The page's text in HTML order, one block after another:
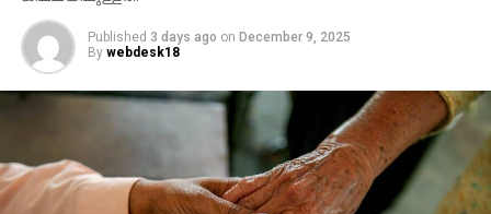
Published 3 days ago on December 9, 2025
By webdesk18